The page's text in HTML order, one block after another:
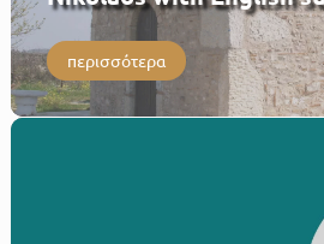
περισσότερα